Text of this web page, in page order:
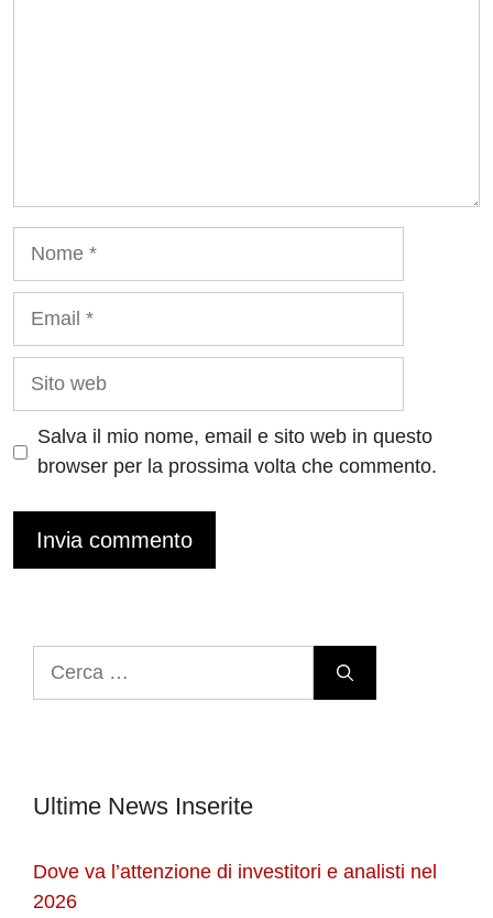
Sito
Salva il mio nome, email e sito web in questo
browser per la prossima volta che commento.
Ultime News Inserite
Dove va l’attenzione di investitori e analisti nel
2026